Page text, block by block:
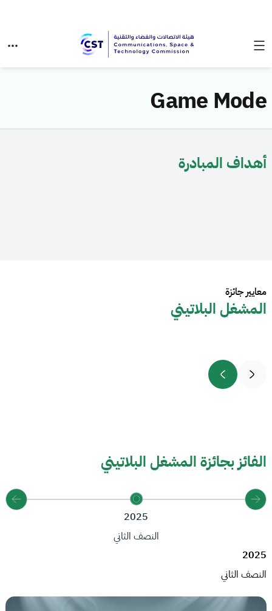
Game Mode
أهداف المبادرة
معايير جائزة
المشغل البلاتيني
الفائز بجائزة المشغل البلاتيني
2025
النصف الثاني
2025
النصف الثاني